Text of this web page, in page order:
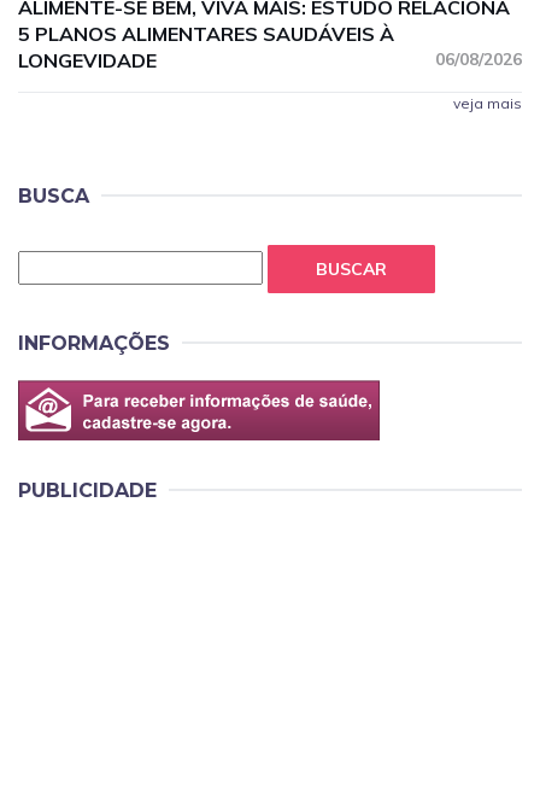
ALIMENTE-SE BEM, VIVA MAIS: ESTUDO RELACIONA
5 PLANOS ALIMENTARES SAUDÁVEIS À
LONGEVIDADE
06/08/2026
veja mais
BUSCA
BUSCAR
INFORMAÇÕES
PUBLICIDADE